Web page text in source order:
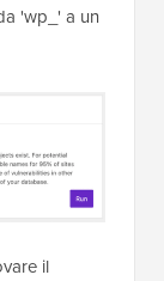
'wp_' a un
il